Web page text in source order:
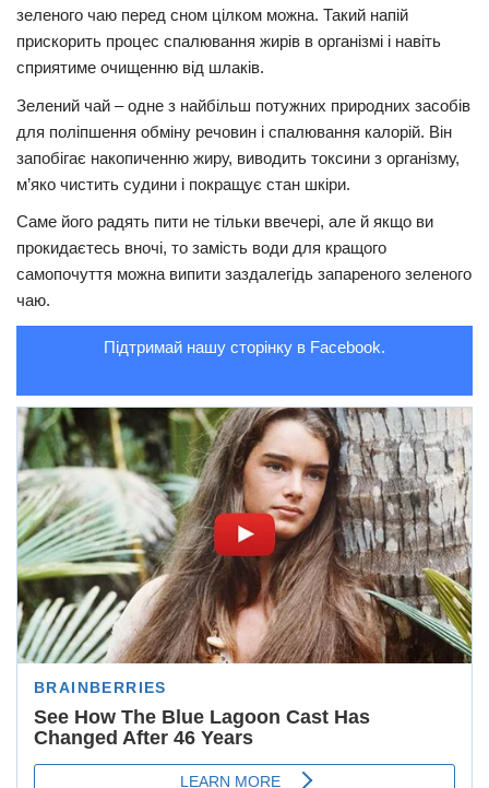
Кримінал
Трагедії
Суспільство
Культура
#Війна
зеленого чаю перед сном цілком можна. Такий напій
прискорить процес спалювання жирів в організмі і навіть
сприятиме очищенню від шлаків.
Зелений чай – одне з найбільш потужних природних засобів
для поліпшення обміну речовин і спалювання калорій. Він
запобігає накопиченню жиру, виводить токсини з організму,
м’яко чистить судини і покращує стан шкіри.
Саме його радять пити не тільки ввечері, але й якщо ви
прокидаєтесь вночі, то замість води для кращого
самопочуття можна випити заздалегідь запареного зеленого
чаю.
Підтримай нашу сторінку в Facebook.